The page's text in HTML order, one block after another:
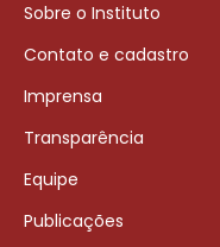
Sobre o Instituto
Contato e cadastro
Imprensa
Transparência
Equipe
Publicações